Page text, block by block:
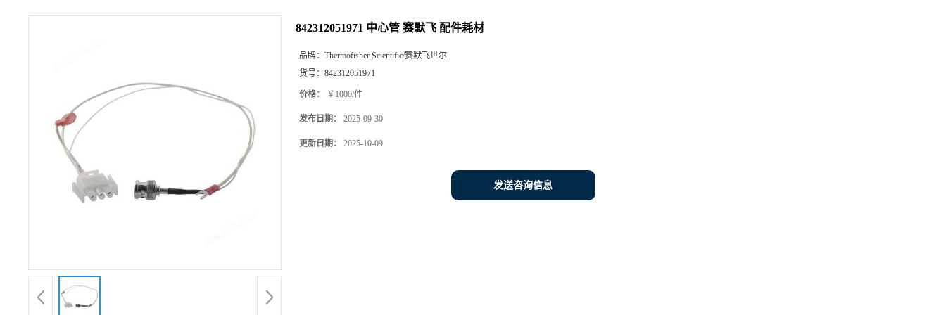
842312051971 中心管 赛默飞 配件耗材
品牌： Thermofisher Scientific/赛默飞世尔
货号： 842312051971
价格： ￥1000/件
发布日期： 2025-09-30
更新日期： 2025-10-09
发送咨询信息